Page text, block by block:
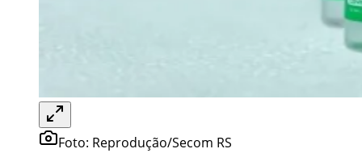
Foto: Reprodução/Secom RS